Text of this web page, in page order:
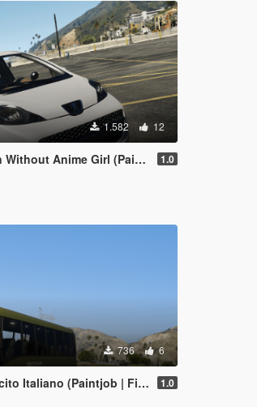
1.582 12
Anime Girl (Paintjob | FiveM) 1.0
736 6
Italiano (Paintjob | FiveM) 1.0